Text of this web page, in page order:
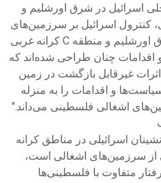
اسرائیل در شرق اورشلیم و
کنترول اسرائیل بر سرزمین‌های
اشغالی فلسطینی، بخصوص شرق اورشلیم و منطقه C کرانه غربی
اقدامات چنان طراحی شده‌اند که
غیرقابل بازگشت در زمین
و اقدامات را به منزله
اشغالی فلسطینی می‌داند."
اسرائیلی در مناطق کرانه
سرزمین‌های اشغالی است،
متفاوت با فلسطینی‌ها